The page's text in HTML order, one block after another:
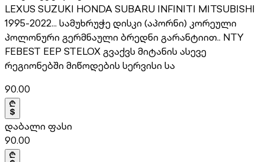
LEXUS SUZUKI HONDA SUBARU INFINITI MITSUBISHI
1995-2022... სამუხრუჭე დისკი (აპორნი) კორეული
პოლონური გერმნაული ბრედნი გარანტიით.. NTY
FEBEST EEP STELOX გვაქვს მიტანის ასევე
რეგიონებში მიწოდების სერვისი სა
90.00
დაბალი ფასი
90.00